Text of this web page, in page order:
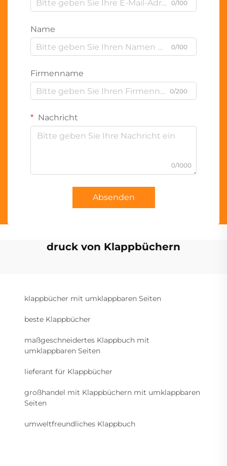
0/100
Name
0/100
Firmenname
0/200
Nachricht
0/1000
Absenden
druck von Klappbüchern
klappbücher mit umklappbaren Seiten
beste Klappbücher
maßgeschneidertes Klappbuch mit
umklappbaren Seiten
lieferant für Klappbücher
großhandel mit Klappbüchern mit umklappbaren
Seiten
umweltfreundliches Klappbuch